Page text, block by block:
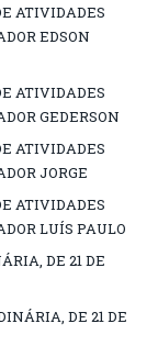
ATIVIDADES
EDSON
ATIVIDADES
GEDERSON
ATIVIDADES
JORGE
ATIVIDADES
LUÍS PAULO
DE 21 DE
DE 21 DE